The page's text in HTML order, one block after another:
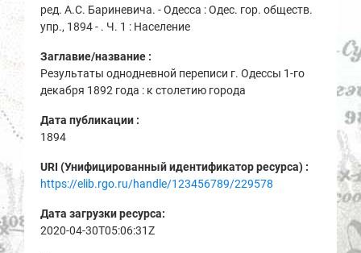
ред. А.С. Бариневича. - Одесса : Одес. гор. обществ.
упр., 1894 - . Ч. 1 : Население
Заглавие/название :
Результаты однодневной переписи г. Одессы 1-го
декабря 1892 года : к столетию города
Дата публикации :
1894
URI (Унифицированный идентификатор ресурса) :
https://elib.rgo.ru/handle/123456789/229578
Дата загрузки ресурса:
2020-04-30T05:06:31Z